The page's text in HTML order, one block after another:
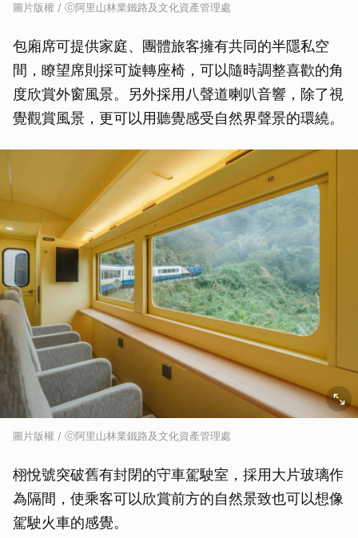
圖片版權 / ⓒ阿里山林業鐵路及文化資產管理處
包廂席可提供家庭、團體旅客擁有共同的半隱私空
間，瞭望席則採可旋轉座椅，可以隨時調整喜歡的角
度欣賞外窗風景。另外採用八聲道喇叭音響，除了視
覺觀賞風景，更可以用聽覺感受自然界聲景的環繞。
圖片版權 / ⓒ阿里山林業鐵路及文化資產管理處
栩悅號突破舊有封閉的守車駕駛室，採用大片玻璃作
為隔間，使乘客可以欣賞前方的自然景致也可以想像
駕駛火車的感覺。